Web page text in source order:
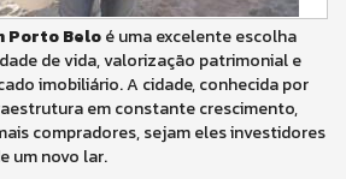
Porto Beloé uma excelente escolha
de vida, valorização patrimonial e
imobiliário. A cidade, conhecida por
em constante crescimento,
compradores, sejam eles investidores
um novo lar.